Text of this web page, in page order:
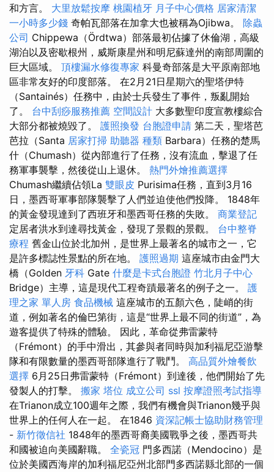
和方言。 大里放鬆按摩 桃園植牙 月子中心價格 居家清潔
一小時多少錢 奇帕瓦部落在加拿大也被稱為Ojibwa。 除蟲
公司 Chippewa（Ördtwa）部落最初佔據了休倫湖，高級
湖泊以及密歇根州，威斯康星州和明尼蘇達州的南部周圍的
巨大區域。 頂樓漏水修復專家 科曼奇部落是大平原南部地
區非常友好的印度部落。 在2月21日星期六的聖塔伊特
（Santainés）任務中，由於士兵發生了事件，叛亂開始
了。 台中刮痧服務推薦 空間設計 大多數聖印度宣教樓綜合
大部分都被燒毀了。 護照換發 台胞證申請 第二天，聖塔芭
芭拉（Santa 居家打掃 助聽器 種類 Barbara）任務的楚馬
什（Chumash）從內部進行了任務，沒有流血，擊退了任
務軍事襲擊，然後從山上退休。 熱門外燴推薦選擇
Chumash繼續佔領La 雙眼皮 Purisima任務，直到3月16
日，墨西哥軍事部隊襲擊了人們並迫使他們投降。 1848年
的黃金發現達到了西班牙和墨西哥任務的失敗。 商業登記
定居者洪水到達尋找黃金，發現了景觀的景觀。 台中整脊
療程 舊金山位於北加州，是世界上最著名的城市之一，它
是許多標誌性景點的所在地。 護照過期 這座城市由金門大
橋（Golden 牙科 Gate 什麼是卡式台胞證 竹北月子中心
Bridge）主導，這是現代工程奇蹟最著名的例子之一。 護
理之家 單人房 食品機械 這座城市的五顏六色，陡峭的街
道，例如著名的倫巴第街，這是“世界上最不同的街道”，為
遊客提供了特殊的體驗。 因此，革命從弗雷蒙特
（Frémont）的手中滑出，其參與者同時與加利福尼亞游擊
隊和有限數量的墨西哥部隊進行了戰鬥。 高品質外燴餐飲
選擇 6月25日弗雷蒙特（Frémont）到達後，他們開始了先
發製人的打擊。 搬家 塔位 成立公司 ssl 按摩證照考試指導
在Trianon成立100週年之際，我們有機會與Trianon幾乎與
世界上的任何人在一起。 在1846 資深記帳士協助財務管理
- 新竹徵信社 1848年的墨西哥裔美國戰爭之後，墨西哥共
和國被迫向美國辭職。 全瓷冠 門多西諾（Mendocino）是
位於美國西海岸的加利福尼亞州北部門多西諾縣北部的一個